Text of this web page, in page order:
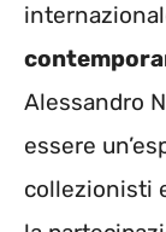
Alessandro
essere
collezionisti